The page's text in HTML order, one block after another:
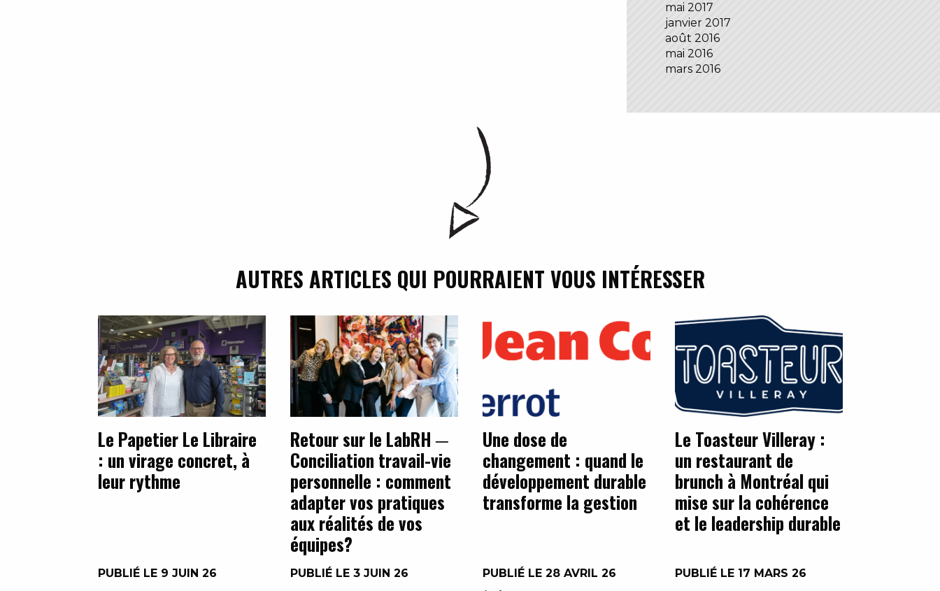
mai 2017
janvier 2017
août 2016
mai 2016
mars 2016
AUTRES ARTICLES QUI POURRAIENT VOUS INTÉRESSER
Le Papetier Le Libraire
: un virage concret, à
leur rythme
PUBLIÉ LE 9 JUIN 26
Retour sur le LabRH ─
Conciliation travail-vie
personnelle : comment
adapter vos pratiques
aux réalités de vos
équipes?
PUBLIÉ LE 3 JUIN 26
Une dose de
changement : quand le
développement durable
transforme la gestion
PUBLIÉ LE 28 AVRIL 26
Le Toasteur Villeray :
un restaurant de
brunch à Montréal qui
mise sur la cohérence
et le leadership durable
PUBLIÉ LE 17 MARS 26